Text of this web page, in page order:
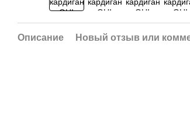
Описание Новый отзыв или